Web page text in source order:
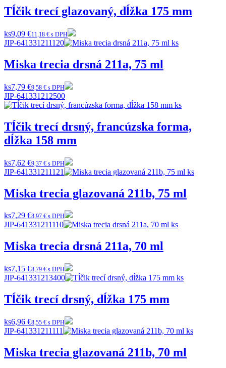
Tĺčik trecí glazovaný, dĺžka 175 mm
ks9,09 €11,18 € s DPH
JIP-641331211120
Miska trecia drsná 211a, 75 ml
ks7,79 €9,58 € s DPH
JIP-641331212500
Tĺčik trecí drsný, francúzska forma,
dĺžka 158 mm
ks7,62 €9,37 € s DPH
JIP-641331211121
Miska trecia glazovaná 211b, 75 ml
ks7,29 €8,97 € s DPH
JIP-641331211110
Miska trecia drsná 211a, 70 ml
ks7,15 €8,79 € s DPH
JIP-641331213400
Tĺčik trecí drsný, dĺžka 175 mm
ks6,96 €8,55 € s DPH
JIP-641331211111
Miska trecia glazovaná 211b, 70 ml